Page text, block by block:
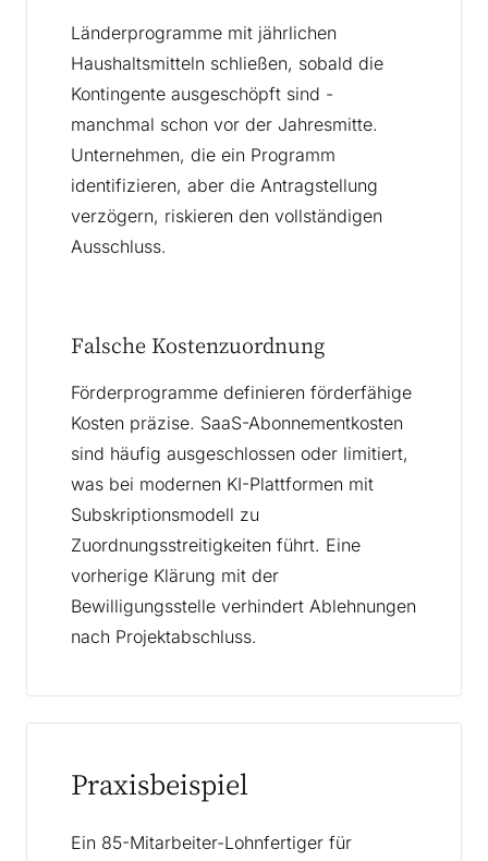
Länderprogramme mit jährlichen
Haushaltsmitteln schließen, sobald die
Kontingente ausgeschöpft sind -
manchmal schon vor der Jahresmitte.
Unternehmen, die ein Programm
identifizieren, aber die Antragstellung
verzögern, riskieren den vollständigen
Ausschluss.
Falsche Kostenzuordnung
Förderprogramme definieren förderfähige
Kosten präzise. SaaS-Abonnementkosten
sind häufig ausgeschlossen oder limitiert,
was bei modernen KI-Plattformen mit
Subskriptionsmodell zu
Zuordnungsstreitigkeiten führt. Eine
vorherige Klärung mit der
Bewilligungsstelle verhindert Ablehnungen
nach Projektabschluss.
Praxisbeispiel
Ein 85-Mitarbeiter-Lohnfertiger für